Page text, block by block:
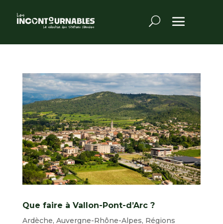
Que faire à Vallon-Pont-d’Arc ?
Ardèche, Auvergne-Rhône-Alpes, Régions